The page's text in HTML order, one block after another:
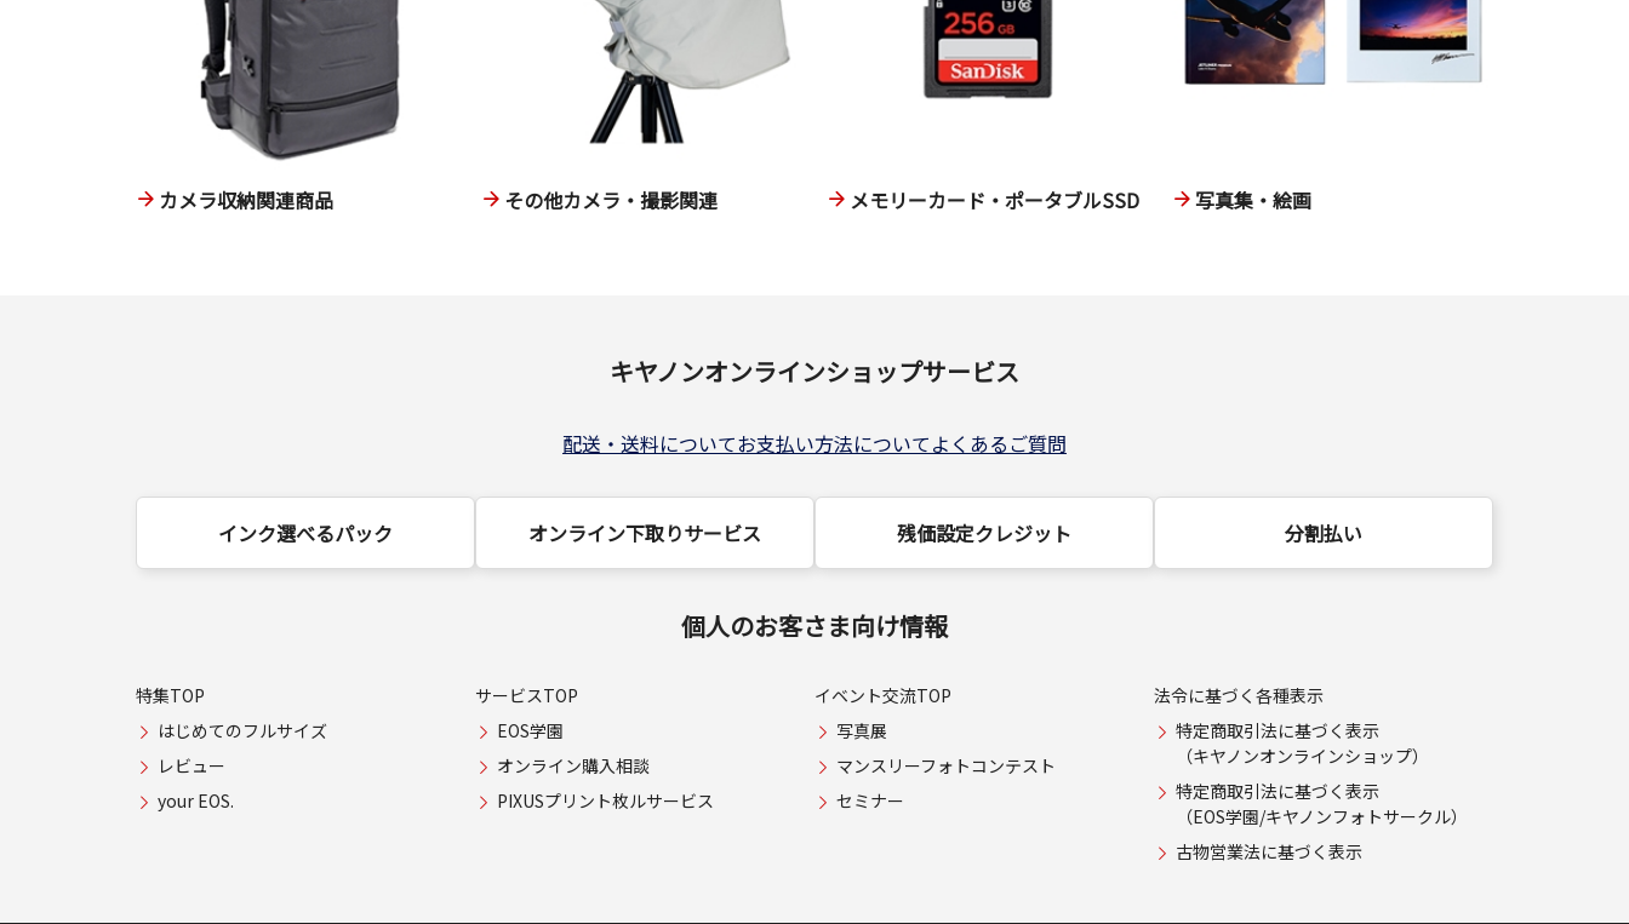
カメラ収納関連商品 その他カメラ・撮影関連 メモリーカード・ポータブルSSD 写真集・絵画
キヤノンオンラインショップサービス
配送・送料についてお支払い方法についてよくあるご質問
インク選べるパック オンライン下取りサービス 残価設定クレジット 分割払い
個人のお客さま向け情報
特集TOP
はじめてのフルサイズ
レビュー
your EOS.
サービスTOP
EOS学園
オンライン購入相談
PIXUSプリント枚ルサービス
イベント交流TOP
写真展
マンスリーフォトコンテスト
セミナー
法令に基づく各種表示
特定商取引法に基づく表示
（キヤノンオンラインショップ）
特定商取引法に基づく表示
（EOS学園/キヤノンフォトサークル）
古物営業法に基づく表示